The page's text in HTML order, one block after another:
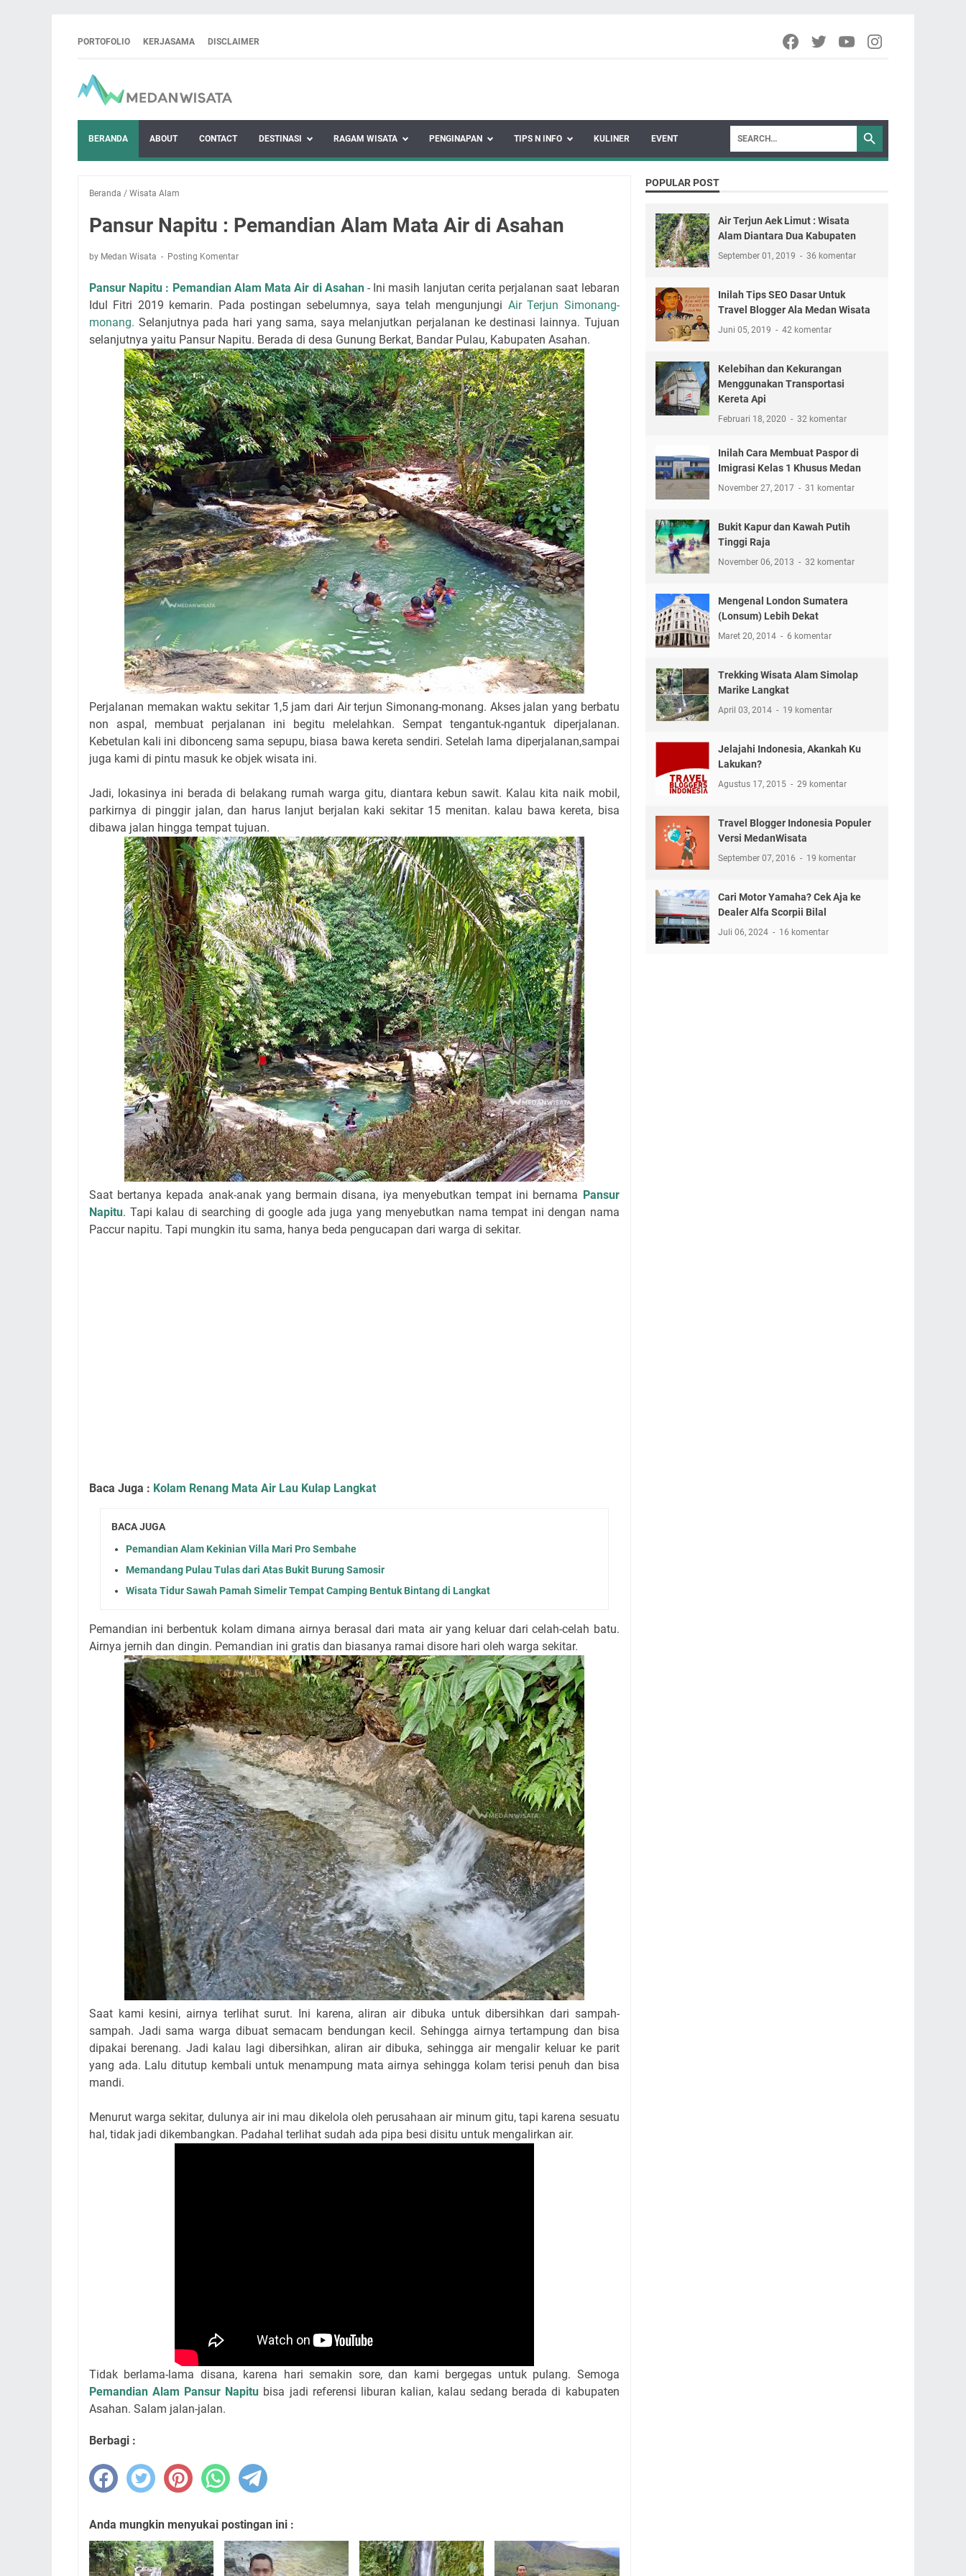
PORTOFOLIO KERJASAMA DISCLAIMER
BERANDA ABOUT CONTACT DESTINASI RAGAM WISATA PENGINAPAN TIPS N INFO KULINER EVENT
Beranda / Wisata Alam
Pansur Napitu : Pemandian Alam Mata Air di Asahan
by Medan Wisata Posting Komentar
Pansur Napitu : Pemandian Alam Mata Air di Asahan- Ini masih lanjutan cerita perjalanan saat lebaran
Idul Fitri 2019 kemarin. Pada postingan sebelumnya, saya telah mengunjungi Air Terjun Simonang-
monang. Selanjutnya pada hari yang sama, saya melanjutkan perjalanan ke destinasi lainnya. Tujuan
selanjutnya yaitu Pansur Napitu. Berada di desa Gunung Berkat, Bandar Pulau, Kabupaten Asahan.
Perjalanan memakan waktu sekitar 1,5 jam dari Air terjun Simonang-monang. Akses jalan yang berbatu
non aspal, membuat perjalanan ini begitu melelahkan. Sempat tengantuk-ngantuk diperjalanan.
Kebetulan kali ini dibonceng sama sepupu, biasa bawa kereta sendiri. Setelah lama diperjalanan,sampai
juga kami di pintu masuk ke objek wisata ini.
Jadi, lokasinya ini berada di belakang rumah warga gitu, diantara kebun sawit. Kalau kita naik mobil,
parkirnya di pinggir jalan, dan harus lanjut berjalan kaki sekitar 15 menitan. kalau bawa kereta, bisa
dibawa jalan hingga tempat tujuan.
Saat bertanya kepada anak-anak yang bermain disana, iya menyebutkan tempat ini bernama Pansur
Napitu. Tapi kalau di searching di google ada juga yang menyebutkan nama tempat ini dengan nama
Paccur napitu. Tapi mungkin itu sama, hanya beda pengucapan dari warga di sekitar.
Baca Juga : Kolam Renang Mata Air Lau Kulap Langkat
BACA JUGA
Pemandian Alam Kekinian Villa Mari Pro Sembahe
Memandang Pulau Tulas dari Atas Bukit Burung Samosir
Wisata Tidur Sawah Pamah Simelir Tempat Camping Bentuk Bintang di Langkat
Pemandian ini berbentuk kolam dimana airnya berasal dari mata air yang keluar dari celah-celah batu.
Airnya jernih dan dingin. Pemandian ini gratis dan biasanya ramai disore hari oleh warga sekitar.
Saat kami kesini, airnya terlihat surut. Ini karena, aliran air dibuka untuk dibersihkan dari sampah-
sampah. Jadi sama warga dibuat semacam bendungan kecil. Sehingga airnya tertampung dan bisa
dipakai berenang. Jadi kalau lagi dibersihkan, aliran air dibuka, sehingga air mengalir keluar ke parit
yang ada. Lalu ditutup kembali untuk menampung mata airnya sehingga kolam terisi penuh dan bisa
mandi.
Menurut warga sekitar, dulunya air ini mau dikelola oleh perusahaan air minum gitu, tapi karena sesuatu
hal, tidak jadi dikembangkan. Padahal terlihat sudah ada pipa besi disitu untuk mengalirkan air.
Tidak berlama-lama disana, karena hari semakin sore, dan kami bergegas untuk pulang. Semoga
Pemandian Alam Pansur Napitu bisa jadi referensi liburan kalian, kalau sedang berada di kabupaten
Asahan. Salam jalan-jalan.
Berbagi :
Anda mungkin menyukai postingan ini :
POPULAR POST
Air Terjun Aek Limut : Wisata
Alam Diantara Dua Kabupaten
September 01, 2019 36 komentar
Inilah Tips SEO Dasar Untuk
Travel Blogger Ala Medan Wisata
Juni 05, 2019 42 komentar
Kelebihan dan Kekurangan
Menggunakan Transportasi
Kereta Api
Februari 18, 2020 32 komentar
Inilah Cara Membuat Paspor di
Imigrasi Kelas 1 Khusus Medan
November 27, 2017 31 komentar
Bukit Kapur dan Kawah Putih
Tinggi Raja
November 06, 2013 32 komentar
Mengenal London Sumatera
(Lonsum) Lebih Dekat
Maret 20, 2014 6 komentar
Trekking Wisata Alam Simolap
Marike Langkat
April 03, 2014 19 komentar
Jelajahi Indonesia, Akankah Ku
Lakukan?
Agustus 17, 2015 29 komentar
Travel Blogger Indonesia Populer
Versi MedanWisata
September 07, 2016 19 komentar
Cari Motor Yamaha? Cek Aja ke
Dealer Alfa Scorpii Bilal
Juli 06, 2024 16 komentar